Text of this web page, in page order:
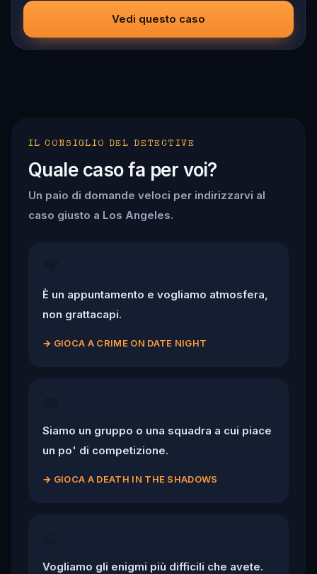
ciphers, recover the stolen artifacts, and save the victims
before the clock runs out. The ink is fresh, the knife is
sharp, and the city is screaming for answers.
Vedi questo caso
IL CONSIGLIO DEL DETECTIVE
Quale caso fa per voi?
Un paio di domande veloci per indirizzarvi al
caso giusto a Los Angeles.
È un appuntamento e vogliamo atmosfera,
non grattacapi.
→ GIOCA A CRIME ON DATE NIGHT
Siamo un gruppo o una squadra a cui piace
un po' di competizione.
→ GIOCA A DEATH IN THE SHADOWS
Vogliamo gli enigmi più difficili che avete.